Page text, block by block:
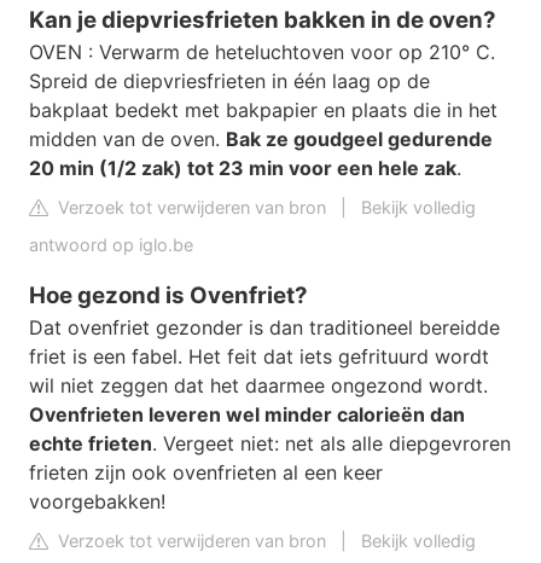
Kan je diepvriesfrieten bakken in de oven?
OVEN : Verwarm de heteluchtoven voor op 210° C.
Spreid de diepvriesfrieten in één laag op de
bakplaat bedekt met bakpapier en plaats die in het
midden van de oven. Bak ze goudgeel gedurende
20 min (1/2 zak) tot 23 min voor een hele zak.
Verzoek tot verwijderen van bron
Bekijk volledig
antwoord op iglo.be
Hoe gezond is Ovenfriet?
Dat ovenfriet gezonder is dan traditioneel bereidde
friet is een fabel. Het feit dat iets gefrituurd wordt
wil niet zeggen dat het daarmee ongezond wordt.
Ovenfrieten leveren wel minder calorieën dan
echte frieten. Vergeet niet: net als alle diepgevroren
frieten zijn ook ovenfrieten al een keer
voorgebakken!
Verzoek tot verwijderen van bron
Bekijk volledig